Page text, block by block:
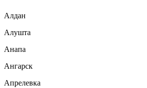
Алдан
Алушта
Анапа
Ангарск
Апрелевка